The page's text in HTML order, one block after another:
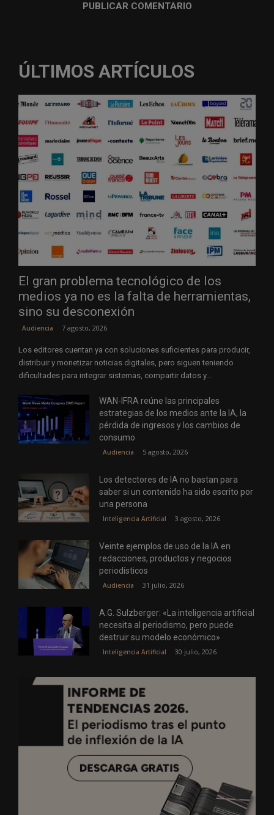
ÚLTIMOS ARTÍCULOS
El gran problema tecnológico de los
medios ya no es la falta de herramientas,
sino su desconexión
Audiencia 7 agosto, 2026
Los editores cuentan ya con soluciones suficientes para producir,
distribuir y monetizar noticias digitales, pero siguen teniendo
dificultades para integrar sistemas, compartir datos y...
WAN-IFRA reúne las principales
estrategias de los medios ante la IA, la
pérdida de ingresos y los cambios de
consumo
Audiencia 5 agosto, 2026
Los detectores de IA no bastan para
saber si un contenido ha sido escrito por
una persona
Inteligencia Artificial 3 agosto, 2026
Veinte ejemplos de uso de la IA en
redacciones, productos y negocios
periodísticos
Audiencia 31 julio, 2026
A.G. Sulzberger: «La inteligencia artificial
necesita al periodismo, pero puede
destruir su modelo económico»
Inteligencia Artificial 30 julio, 2026